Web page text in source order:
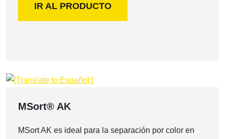
IR AL PRODUCTO
MSort® AK
MSort AK es ideal para la separación por color en